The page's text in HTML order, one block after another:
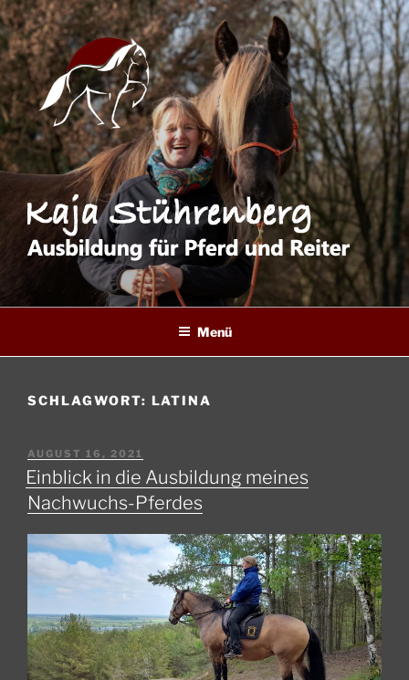
Zum
Inhalt
springen
Menü
SCHLAGWORT: LATINA
VERÖFFENTLICHT
AM
AUGUST 16, 2021
Einblick in die Ausbildung meines
Nachwuchs-Pferdes